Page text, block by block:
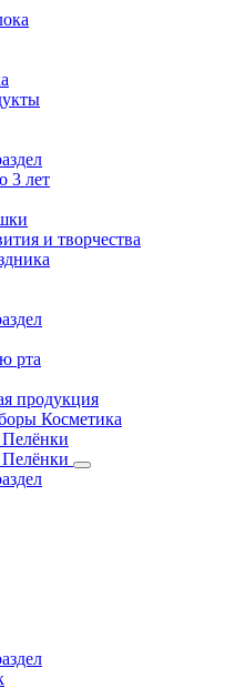
3 лет
и творчества
рта
продукция
Косметика